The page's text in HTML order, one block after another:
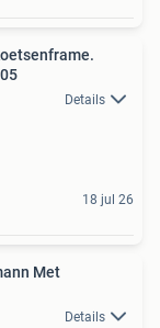
Details
18 jul 26
Met
Details